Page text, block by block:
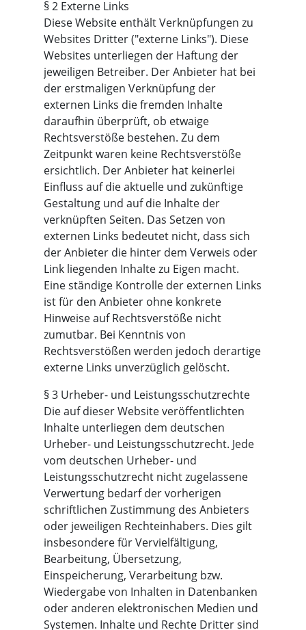
§ 2 Externe Links
Diese Website enthält Verknüpfungen zu
Websites Dritter ("externe Links"). Diese
Websites unterliegen der Haftung der
jeweiligen Betreiber. Der Anbieter hat bei
der erstmaligen Verknüpfung der
externen Links die fremden Inhalte
daraufhin überprüft, ob etwaige
Rechtsverstöße bestehen. Zu dem
Zeitpunkt waren keine Rechtsverstöße
ersichtlich. Der Anbieter hat keinerlei
Einfluss auf die aktuelle und zukünftige
Gestaltung und auf die Inhalte der
verknüpften Seiten. Das Setzen von
externen Links bedeutet nicht, dass sich
der Anbieter die hinter dem Verweis oder
Link liegenden Inhalte zu Eigen macht.
Eine ständige Kontrolle der externen Links
ist für den Anbieter ohne konkrete
Hinweise auf Rechtsverstöße nicht
zumutbar. Bei Kenntnis von
Rechtsverstößen werden jedoch derartige
externe Links unverzüglich gelöscht.
§ 3 Urheber- und Leistungsschutzrechte
Die auf dieser Website veröffentlichten
Inhalte unterliegen dem deutschen
Urheber- und Leistungsschutzrecht. Jede
vom deutschen Urheber- und
Leistungsschutzrecht nicht zugelassene
Verwertung bedarf der vorherigen
schriftlichen Zustimmung des Anbieters
oder jeweiligen Rechteinhabers. Dies gilt
insbesondere für Vervielfältigung,
Bearbeitung, Übersetzung,
Einspeicherung, Verarbeitung bzw.
Wiedergabe von Inhalten in Datenbanken
oder anderen elektronischen Medien und
Systemen. Inhalte und Rechte Dritter sind